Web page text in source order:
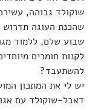
שוקולד גבוהה,
שהכנת העוגה
שבוע שלם, ללמוד
לקנות חומרים
להשתעבד?
יש לי את המתכון
דאבל-שוקולד עם